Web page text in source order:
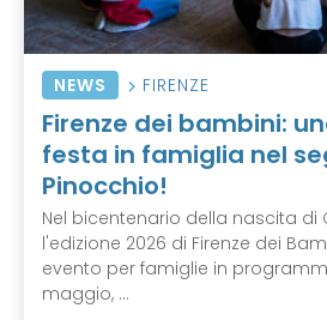
NEWS FIRENZE
Firenze dei bambini:
festa in famiglia nel
Pinocchio!
Nel bicentenario della nascita di
l'edizione 2026 di Firenze dei
evento per famiglie in
maggio, ...